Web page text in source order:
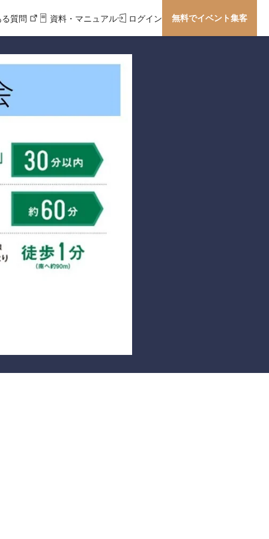
る質問 資料・マニュアル ログイン 無料でイベント集客